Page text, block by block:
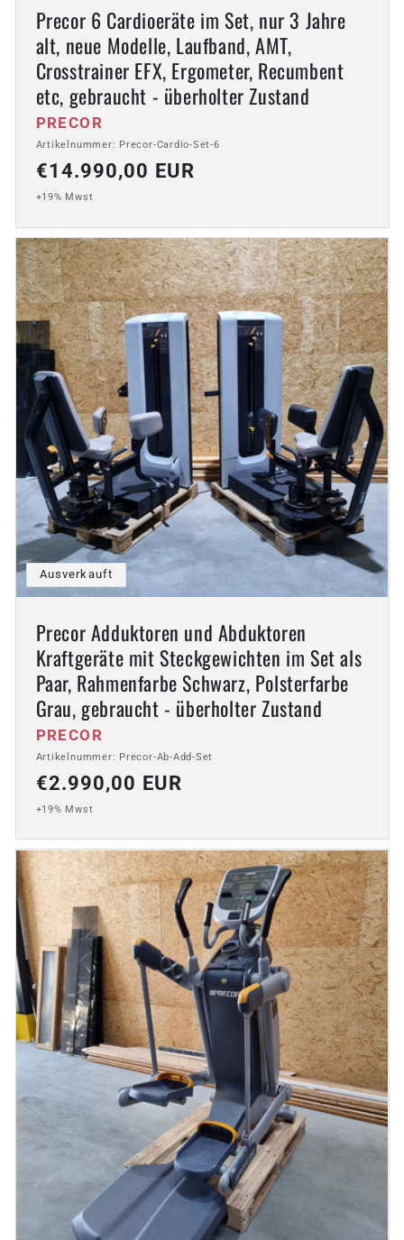
Precor 6 Cardioeräte im Set, nur 3 Jahre
alt, neue Modelle, Laufband, AMT,
Crosstrainer EFX, Ergometer, Recumbent
etc, gebraucht - überholter Zustand
Anbieter:
PRECOR
Artikelnummer: Precor-Cardio-Set-6
Normaler
Preis
€14.990,00 EUR
+19% Mwst
Ausverkauft
Precor Adduktoren und Abduktoren
Kraftgeräte mit Steckgewichten im Set als
Paar, Rahmenfarbe Schwarz, Polsterfarbe
Grau, gebraucht - überholter Zustand
Anbieter:
PRECOR
Artikelnummer: Precor-Ab-Add-Set
Normaler
Preis
€2.990,00 EUR
+19% Mwst